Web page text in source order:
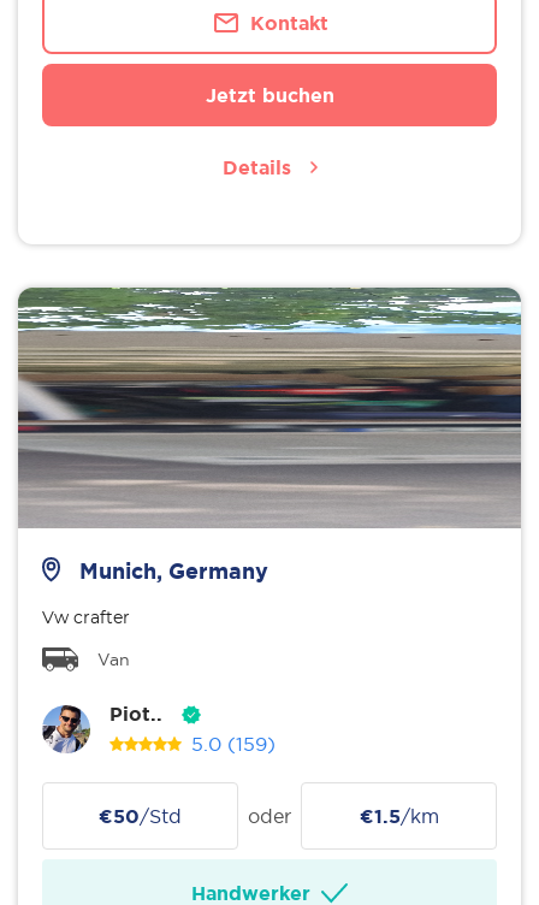
Kontakt
Jetzt buchen
Details
Munich, Germany
Vw crafter
Van
Piot..
5.0 (159)
€50/Std oder €1.5/km
Handwerker